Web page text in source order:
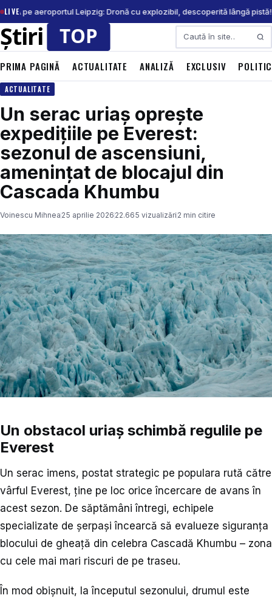
LIVE pe aeroportul Leipzig: Dronă cu explozibil, descoperită lângă
Caută
PRIMA PAGINĂ ACTUALITATE ANALIZĂ EXCLUSIV
ACTUALITATE
Un serac uriaș oprește
expedițiile pe Everest:
sezonul de ascensiuni,
amenințat de blocajul din
Cascada Khumbu
Voinescu Mihnea 25 aprilie 2026 22.665 vizualizări 2 min citire
Un obstacol uriaș schimbă regulile pe
Everest
Un serac imens, postat strategic pe populara rută către
vârful Everest, ține pe loc orice încercare de avans în
acest sezon. De săptămâni întregi, echipele
specializate de șerpași încearcă să evalueze siguranța
blocului de gheață din celebra Cascadă Khumbu – zona
cu cele mai mari riscuri de pe traseu.
În mod obișnuit, la începutul sezonului, drumul este